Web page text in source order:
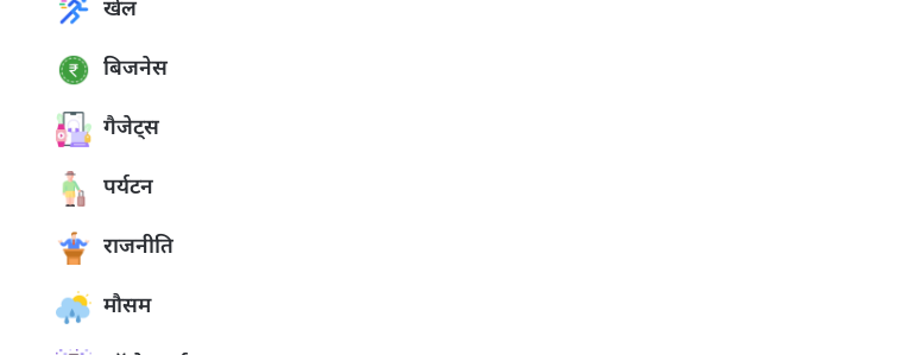
खेल
बिजनेस
गैजेट्स
पर्यटन
राजनीति
मौसम